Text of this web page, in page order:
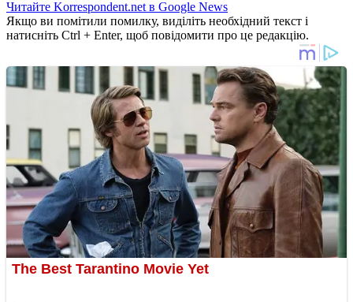
Читайте Korrespondent.net в Google News
Якщо ви помітили помилку, виділіть необхідний текст і
натисніть Ctrl + Enter, щоб повідомити про це редакцію.